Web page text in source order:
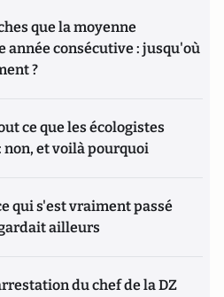
que la moyenne
année consécutive : jusqu'où
?
ce que les écologistes
non, et voilà pourquoi
qui s'est vraiment passé
ailleurs
du chef de la DZ